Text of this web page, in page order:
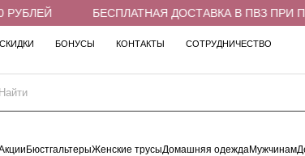
БЕСПЛАТНАЯ ДОСТАВКА В ПВЗ ПРИ
СКИДКИ БОНУСЫ КОНТАКТЫ СОТРУДНИЧЕСТВО
БюстгальтерыЖенские трусыДомашняя одеждаМужчинам